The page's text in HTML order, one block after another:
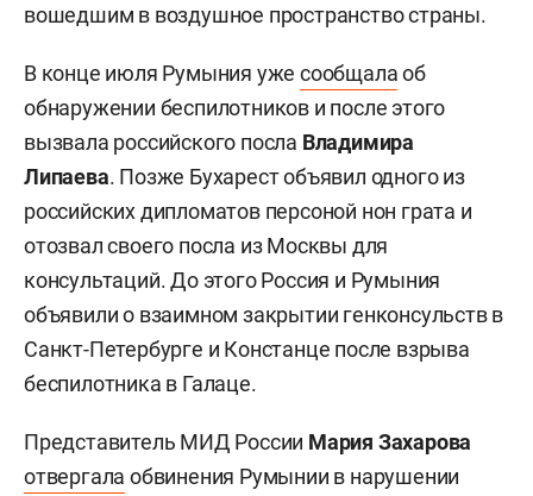
вошедшим в воздушное пространство страны.
В конце июля Румыния ужесообщалаоб
обнаружении беспилотников и после этого
вызвала российского посла Владимира
Липаева. Позже Бухарест объявил одного из
российских дипломатов персоной нон грата и
отозвал своего посла из Москвы для
консультаций. До этого Россия и Румыния
объявили о взаимном закрытии генконсульств в
Санкт-Петербурге и Констанце после взрыва
беспилотника в Галаце.
Представитель МИД России Мария Захарова
отвергала обвинения Румынии в нарушении